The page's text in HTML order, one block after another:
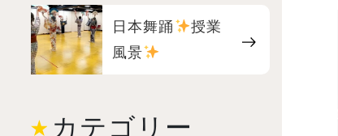
日本舞踊
授業
風景
カテゴリー